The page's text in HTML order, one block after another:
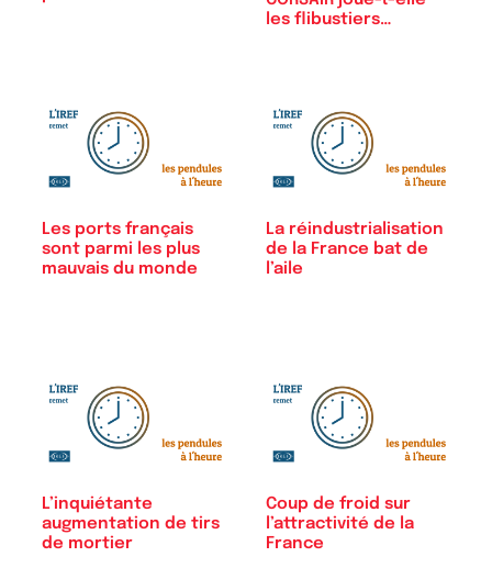
les flibustiers…
Les ports français
sont parmi les plus
mauvais du monde
La réindustrialisation
de la France bat de
l’aile
L’inquiétante
augmentation de tirs
de mortier
Coup de froid sur
l’attractivité de la
France